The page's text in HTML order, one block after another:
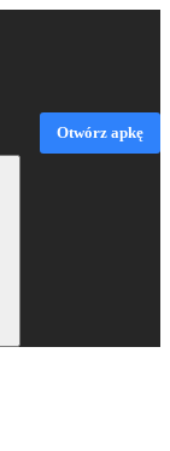
Otwórz apkę